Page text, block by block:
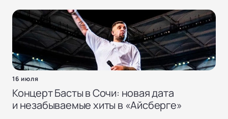
16 июля
Концерт Басты в Сочи: новая дата
и незабываемые хиты в «Айсберге»